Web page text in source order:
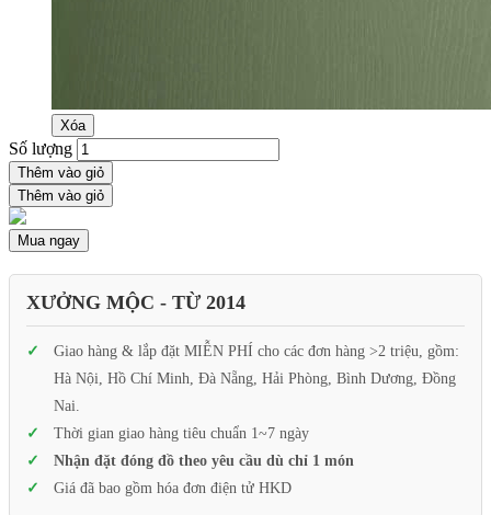
Xóa
Số lượng
Thêm vào giỏ
Thêm vào giỏ
Mua ngay
XƯỞNG MỘC - TỪ 2014
Giao hàng & lắp đặt MIỄN PHÍ cho các đơn hàng >2 triệu, gồm:
Hà Nội, Hồ Chí Minh, Đà Nẵng, Hải Phòng, Bình Dương, Đồng
Nai.
Thời gian giao hàng tiêu chuẩn 1~7 ngày
Nhận đặt đóng đồ theo yêu cầu dù chỉ 1 món
Giá đã bao gồm hóa đơn điện tử HKD